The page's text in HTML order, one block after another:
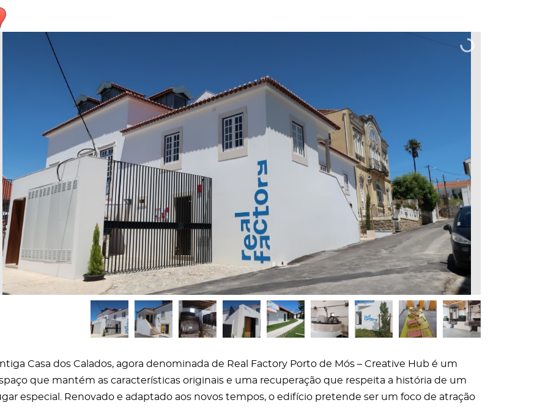
Casa dos Calados, agora denominada de Real Factory Porto de Mós – Creative Hub é um
que mantém as características originais e uma recuperação que respeita a história de um
especial. Renovado e adaptado aos novos tempos, o edifício pretende ser um foco de atração